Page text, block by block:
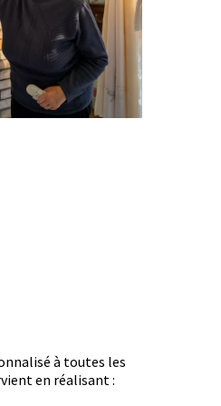
à toutes les
en réalisant :